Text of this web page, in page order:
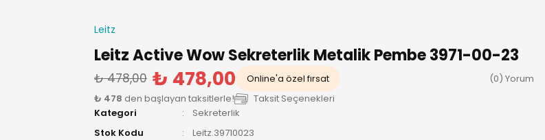
Leitz
Leitz Active Wow Sekreterlik Metalik Pembe 3971-00-23
₺ 478,00 ₺ 478,00 Online'a özel fırsat
(0) Yorum
₺ 478 den başlayan taksitlerle!
Taksit Seçenekleri
Kategori
Sekreterlik
Stok Kodu
Leitz.39710023